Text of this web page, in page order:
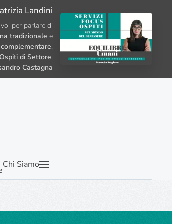
Landini
per parlare di
tradizionale e
complementare.
Ospiti di Settore.
Castagna
Chi Siamo